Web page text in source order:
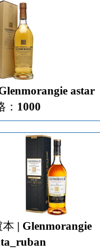
astar
：1000
| Glenmorangie